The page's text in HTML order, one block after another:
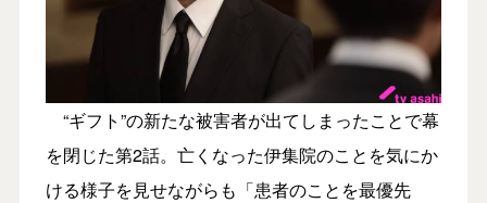
“ギフト”の新たな被害者が出てしまったことで幕
を閉じた第2話。亡くなった伊集院のことを気にか
ける様子を見せながらも「患者のことを最優先